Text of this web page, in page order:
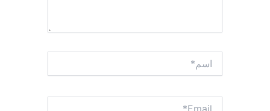
اسم*
Email*